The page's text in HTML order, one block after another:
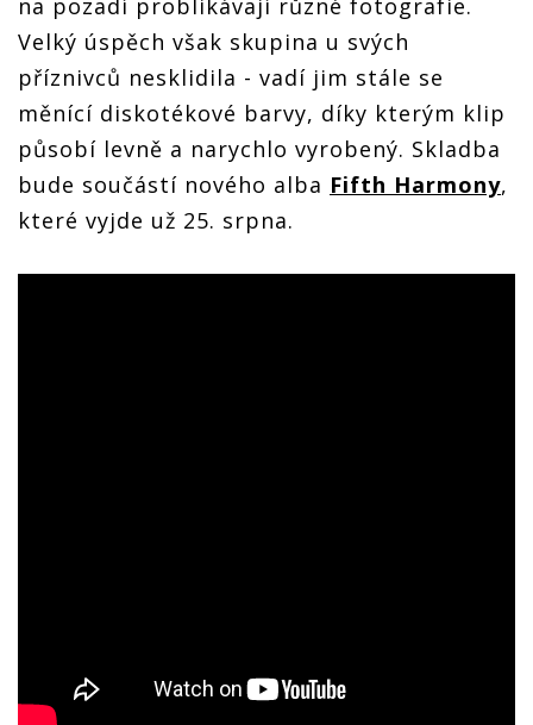
na pozadí problikávají různé fotografie.
Velký úspěch však skupina u svých
příznivců nesklidila - vadí jim stále se
měnící diskotékové barvy, díky kterým klip
působí levně a narychlo vyrobený. Skladba
bude součástí nového alba Fifth Harmony,
které vyjde už 25. srpna.